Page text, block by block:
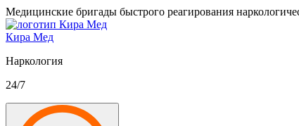
Медицинские бригады быстрого реагирования
Кира Мед
Наркология
24/7